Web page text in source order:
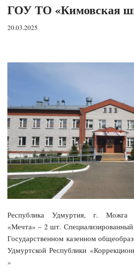
ГОУ ТО «Кимовская
20.03.2025
Республика Удмуртия, г. Можга
«Мечта» – 2 шт.
Государственном казенном
Удмуртской Республики
»